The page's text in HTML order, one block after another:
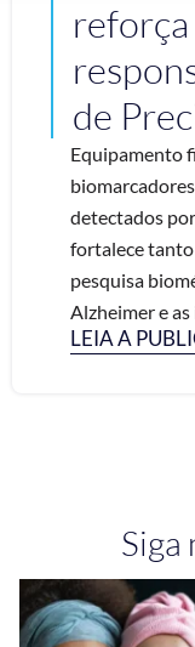
reforça
de
Equipamento
detectados
fortalece tanto
pesquisa
Alzheimer e
LEIA A
Siga